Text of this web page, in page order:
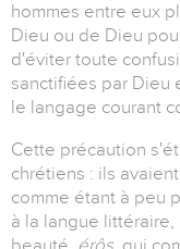
hommes entre eux
Dieu ou de Dieu
d'éviter toute
sanctifiées par Dieu
le langage courant
Cette précaution
chrétiens : ils
comme étant à peu
à la langue